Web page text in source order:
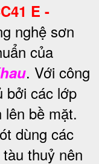
E -
nghệ sơn
của
. Với công
bởi các lớp
lên bề mặt.
dùng các
thuỷ nên